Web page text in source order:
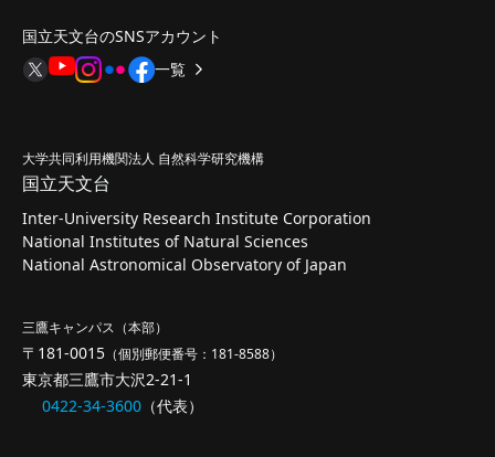
国立天文台のSNSアカウント
一覧
大学共同利用機関法人 自然科学研究機構
国立天文台
Inter-University Research Institute Corporation
National Institutes of Natural Sciences
National Astronomical Observatory of Japan
三鷹キャンパス（本部）
〒181-0015 （個別郵便番号：181-8588）
東京都三鷹市大沢2-21-1
0422-34-3600 （代表）